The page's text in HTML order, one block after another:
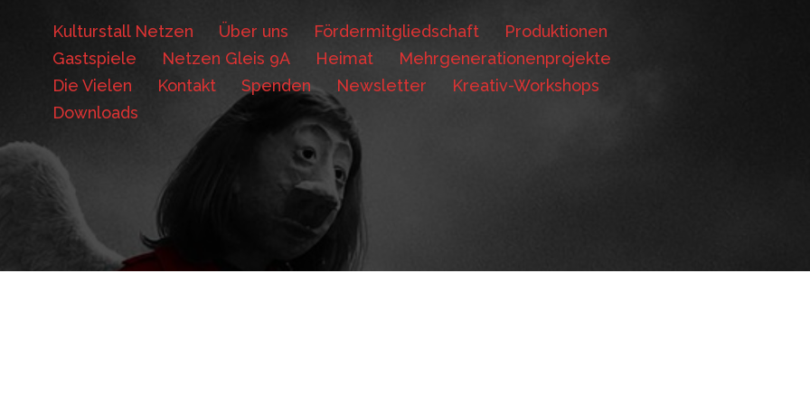
Kulturstall Netzen Über uns Fördermitgliedschaft
Produktionen
Gastspiele
Netzen Gleis 9A Heimat
Mehrgenerationenprojekte
Die Vielen
Kontakt Spenden Newsletter
Kreativ-Workshops
Downloads